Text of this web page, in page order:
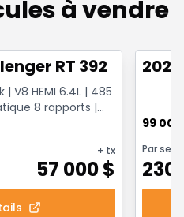
à vendre
RT 392
| V8 HEMI 6.4L | 485
8 rapports |
+ tx
57 000$
99
Par
230